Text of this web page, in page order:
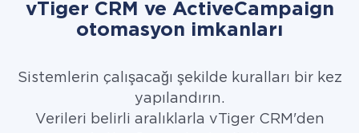
vTiger CRM ve ActiveCampaign
otomasyon imkanları
Sistemlerin çalışacağı şekilde kuralları bir kez
yapılandırın.
Verileri belirli aralıklarla vTiger CRM'den